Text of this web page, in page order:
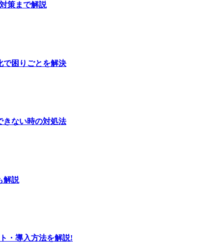
策まで解説
で困りごとを解決
きない時の対処法
解説
・導入方法を解説!